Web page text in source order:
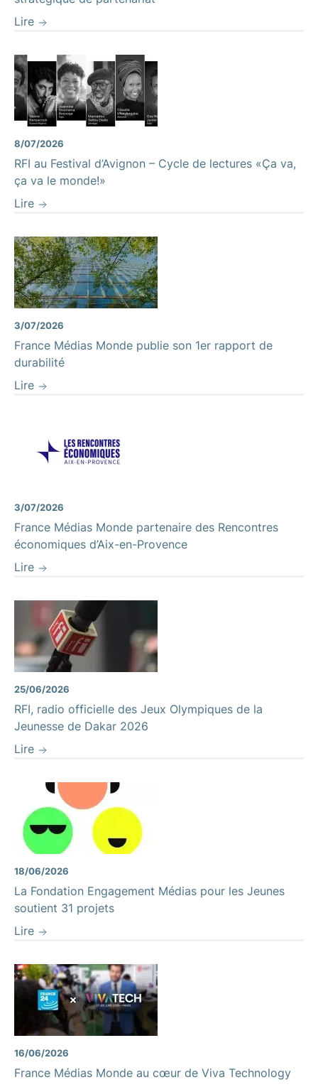
Lire
8/07/2026
RFI au Festival d’Avignon – Cycle de lectures «Ça va,
ça va le monde!»
Lire
3/07/2026
France Médias Monde publie son 1er rapport de
durabilité
Lire
3/07/2026
France Médias Monde partenaire des Rencontres
économiques d’Aix-en-Provence
Lire
25/06/2026
RFI, radio officielle des Jeux Olympiques de la
Jeunesse de Dakar 2026
Lire
18/06/2026
La Fondation Engagement Médias pour les Jeunes
soutient 31 projets
Lire
16/06/2026
France Médias Monde au cœur de Viva Technology